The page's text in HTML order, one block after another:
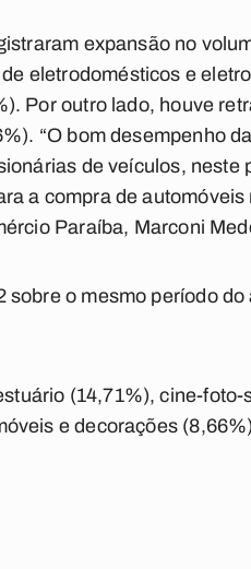
expansão no
eletrodomésticos e
Por outro lado, houve
“O bom desempenho
de veículos, neste
a compra de
Paraíba, Marconi
o mesmo período
(14,71%), cine-foto-
e decorações